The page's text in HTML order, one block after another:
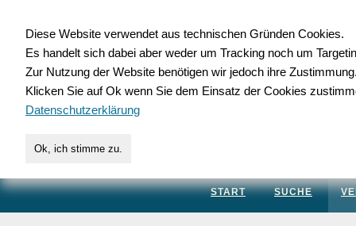
für Handwerk,
START SUCHE
Diese Website verwendet aus technischen Gründen Cookies.
Es handelt sich dabei aber weder um Tracking noch um
Zur Nutzung der Website benötigen wir jedoch ihre Zustimmung.
Klicken Sie auf Ok wenn Sie dem Einsatz der Cookies
Datenschutzerklärung
Ok, ich stimme zu.